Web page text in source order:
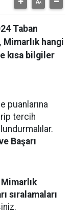
Taban
Mimarlık hangi
kısa bilgiler
puanlarına
tercih
Başarı
Mimarlık
sıralamaları